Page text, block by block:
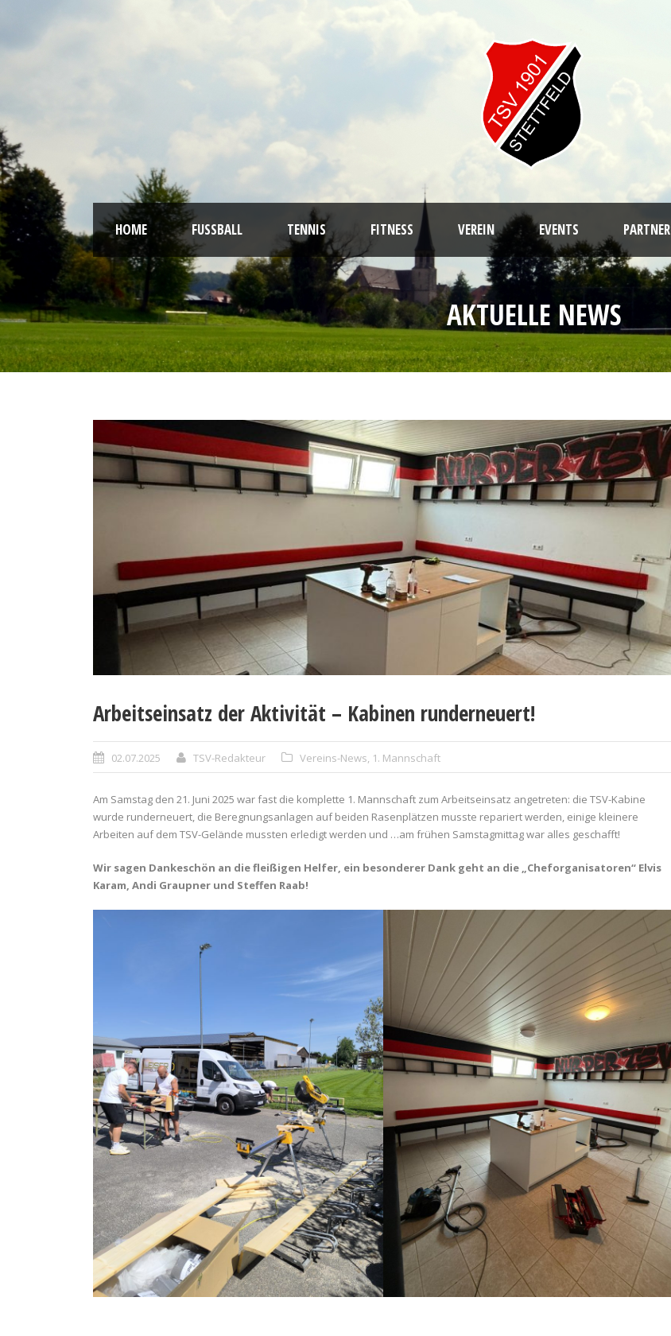
HOME FUSSBALL TENNIS FITNESS VEREIN EVENTS PARTNER
AKTUELLE NEWS
Arbeitseinsatz der Aktivität – Kabinen runderneuert!
02.07.2025 TSV-Redakteur Vereins-News, 1. Mannschaft
Am Samstag den 21. Juni 2025 war fast die komplette 1. Mannschaft zum Arbeitseinsatz angetreten: die TSV-Kabine
wurde runderneuert, die Beregnungsanlagen auf beiden Rasenplätzen musste repariert werden, einige kleinere
Arbeiten auf dem TSV-Gelände mussten erledigt werden und …am frühen Samstagmittag war alles geschafft!
Wir sagen Dankeschön an die fleißigen Helfer, ein besonderer Dank geht an die „Cheforganisatoren“ Elvis
Karam, Andi Graupner und Steffen Raab!